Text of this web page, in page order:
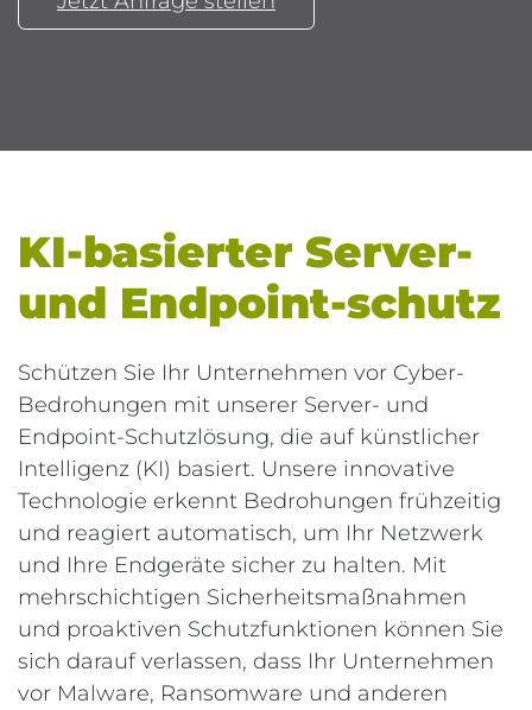
KI-basierter Server-
und Endpoint-schutz
Schützen Sie Ihr Unternehmen vor Cyber-
Bedrohungen mit unserer Server- und
Endpoint-Schutzlösung, die auf künstlicher
Intelligenz (KI) basiert. Unsere innovative
Technologie erkennt Bedrohungen frühzeitig
und reagiert automatisch, um Ihr Netzwerk
und Ihre Endgeräte sicher zu halten. Mit
mehrschichtigen Sicherheitsmaßnahmen
und proaktiven Schutzfunktionen können Sie
sich darauf verlassen, dass Ihr Unternehmen
vor Malware, Ransomware und anderen